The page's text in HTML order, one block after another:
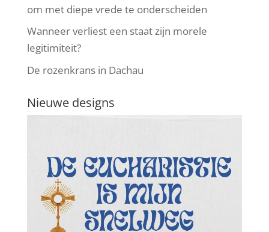
om met diepe vrede te onderscheiden
Wanneer verliest een staat zijn morele
legitimiteit?
De rozenkrans in Dachau
Nieuwe designs